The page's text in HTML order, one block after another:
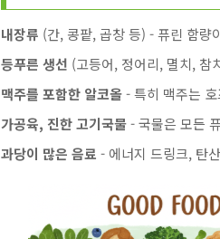
내장류 (간, 콩팥, 곱창 등) - 퓨린 함량
등푸른 생선 (고등어, 정어리, 멸치, 참
맥주를 포함한 알코올- 특히 맥주는
가공육, 진한 고기국물- 국물은 모든
과당이 많은 음료 - 에너지 드링크, 탄